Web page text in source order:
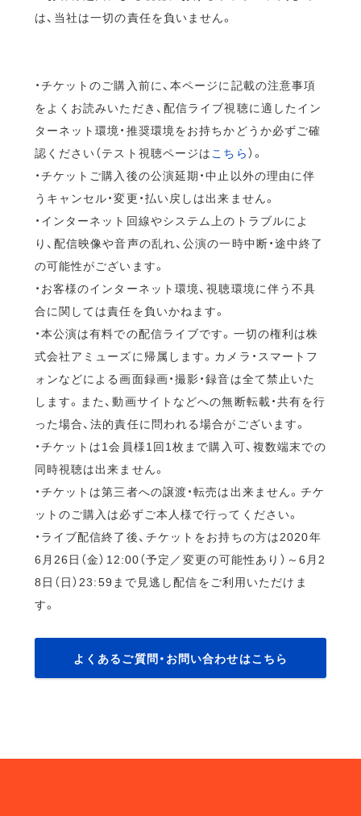
は、当社は一切の責任を負いません。
・チケットのご購入前に、本ページに記載の注意事項
をよくお読みいただき、配信ライブ視聴に適したイン
ターネット環境・推奨環境をお持ちかどうか必ずご確
認ください（テスト視聴ページは こちら）。
・チケットご購入後の公演延期・中止以外の理由に伴
うキャンセル・変更・払い戻しは出来ません。
・インターネット回線やシステム上のトラブルによ
り、配信映像や音声の乱れ、公演の一時中断・途中終了
の可能性がございます。
・お客様のインターネット環境、視聴環境に伴う不具
合に関しては責任を負いかねます。
・本公演は有料での配信ライブです。一切の権利は株
式会社アミューズに帰属します。カメラ・スマートフ
ォンなどによる画面録画・撮影・録音は全て禁止いた
します。また、動画サイトなどへの無断転載・共有を行
った場合、法的責任に問われる場合がございます。
・チケットは1会員様1回1枚まで購入可、複数端末での
同時視聴は出来ません。
・チケットは第三者への譲渡・転売は出来ません。チケ
ットのご購入は必ずご本人様で行ってください。
・ライブ配信終了後、チケットをお持ちの方は2020年
6月26日（金）12:00（予定／変更の可能性あり）～6月2
8日（日）23:59まで見逃し配信をご利用いただけま
す。
よくあるご質問・お問い合わせはこちら